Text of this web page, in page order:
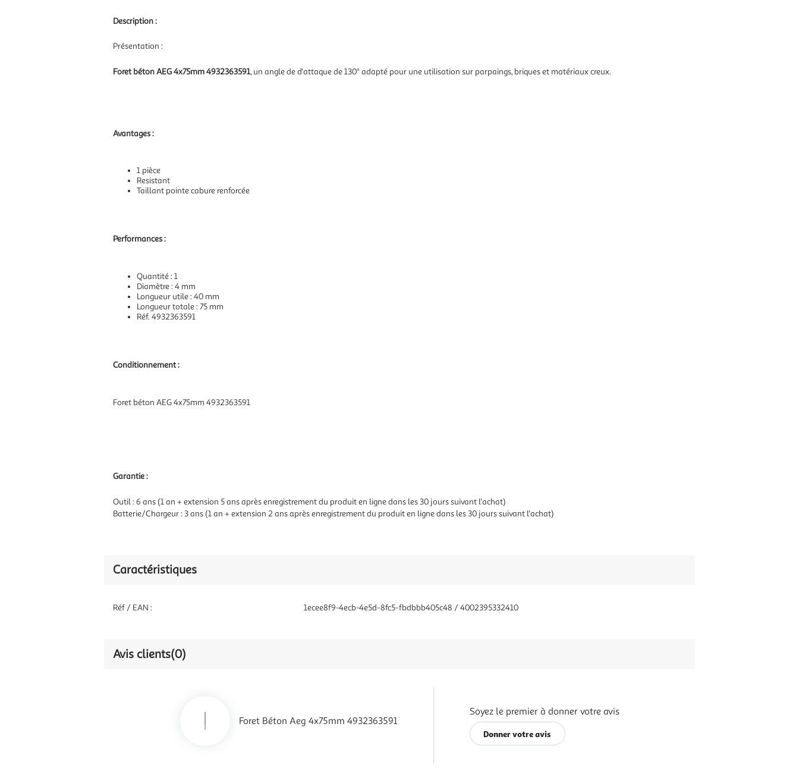
Description :
Présentation :
Foret béton AEG 4x75mm 4932363591, un angle de d'attaque de 130° adapté pour une utilisation sur parpaings, briques et matériaux creux.
Avantages :
1 pièce
Resistant
Taillant pointe cabure renforcée
Performances :
Quantité : 1
Diamètre : 4 mm
Longueur utile : 40 mm
Longueur totale : 75 mm
Réf. 4932363591
Conditionnement :
Foret béton AEG 4x75mm 4932363591
Garantie :
Outil : 6 ans (1 an + extension 5 ans après enregistrement du produit en ligne dans les 30 jours suivant l'achat)
Batterie/Chargeur : 3 ans (1 an + extension 2 ans après enregistrement du produit en ligne dans les 30 jours suivant l'achat)
Caractéristiques
Réf / EAN : 1ecee8f9-4ecb-4e5d-8fc5-fbdbbb405c48 / 4002395332410
Avis clients(0)
Foret Béton Aeg 4x75mm 4932363591
Soyez le premier à donner votre avis
Donner votre avis